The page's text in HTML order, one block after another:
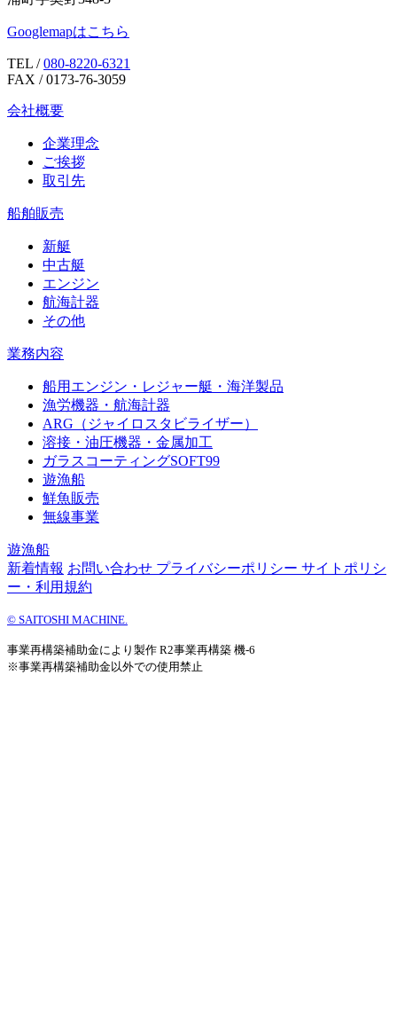
Googlemapはこちら
TEL /080-8220-6321
FAX / 0173-76-3059
会社概要
企業理念
ご挨拶
取引先
船舶販売
新艇
中古艇
エンジン
航海計器
その他
業務内容
船用エンジン・レジャー艇・海洋製品
漁労機器・航海計器
ARG（ジャイロスタビライザー）
溶接・油圧機器・金属加工
ガラスコーティングSOFT99
遊漁船
鮮魚販売
無線事業
遊漁船
新着情報 お問い合わせ プライバシーポリシー サイトポリシ
ー・利用規約
© SAITOSHI MACHINE.
事業再構築補助金により製作 R2事業再構築 機-6
※事業再構築補助金以外での使用禁止